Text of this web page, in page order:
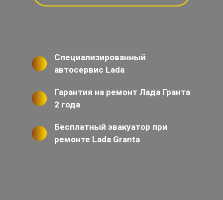
Специализированный
автосервис Lada
Гарантия на ремонт Лада Гранта
2 года
Бесплатный эвакуатор при
ремонте Lada Granta